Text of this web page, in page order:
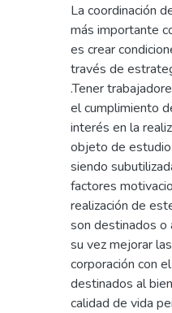
La coordinación
más importante
es crear
través de
.Tener
el cumplimiento
interés en la
objeto de
siendo
factores
realización de
son destinados o
su vez mejorar
corporación con
destinados al
calidad de vida